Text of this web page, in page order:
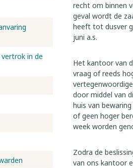
vertrok in de
recht om binnen
geval wordt de
heeft tot dusver
juni a.s.
Het kantoor van
vraag of reeds
door middel van
huis van
of geen hoger
week worden
Zodra de
van ons kantoor